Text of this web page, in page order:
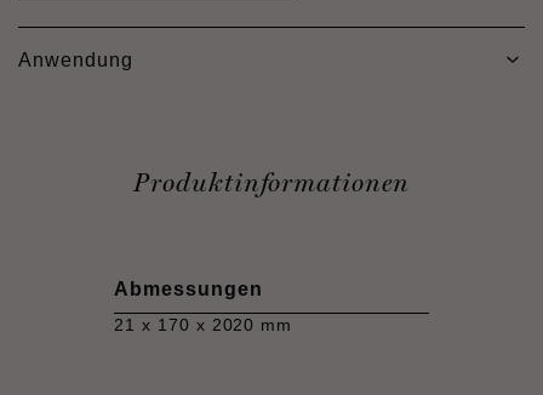
Anwendung
Produktinformationen
Abmessungen
21 x 170 x 2020 mm